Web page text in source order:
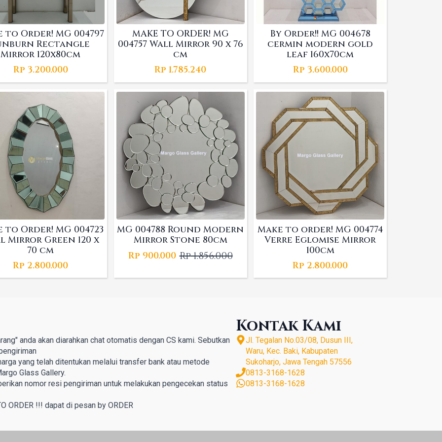
to Order! MG 004797
Rectangle
Mirror 120x80cm
Rp 3.200.000
MAKE TO ORDER! MG
004757 Wall Mirror 90 x 76
cm
Rp 1.785.240
By Order!! MG 004678
cermin modern gold
leaf 160x70cm
Rp 3.600.000
to Order! MG 004723
Mirror Green 120 x
70 cm
Rp 2.800.000
MG 004788 Round Modern
Mirror Stone 80cm
Rp1.856.000
Original
was:
Rp 900.000 Current
is:
Make to order! MG 004774
Verre Eglomise Mirror
100cm
Rp 2.800.000
anda akan diarahkan chat otomatis dengan CS kami. Sebutkan
yang telah ditentukan melalui transfer bank atau metode
Glass Gallery.
nomor resi pengiriman untuk melakukan pengecekan status
ORDER !!! dapat di pesan by ORDER
Kontak Kami
Jl. Tegalan No.03/08, Dusun III,
Waru, Kec. Baki, Kabupaten
Sukoharjo, Jawa Tengah 57556
0813-3168-1628
0813-3168-1628